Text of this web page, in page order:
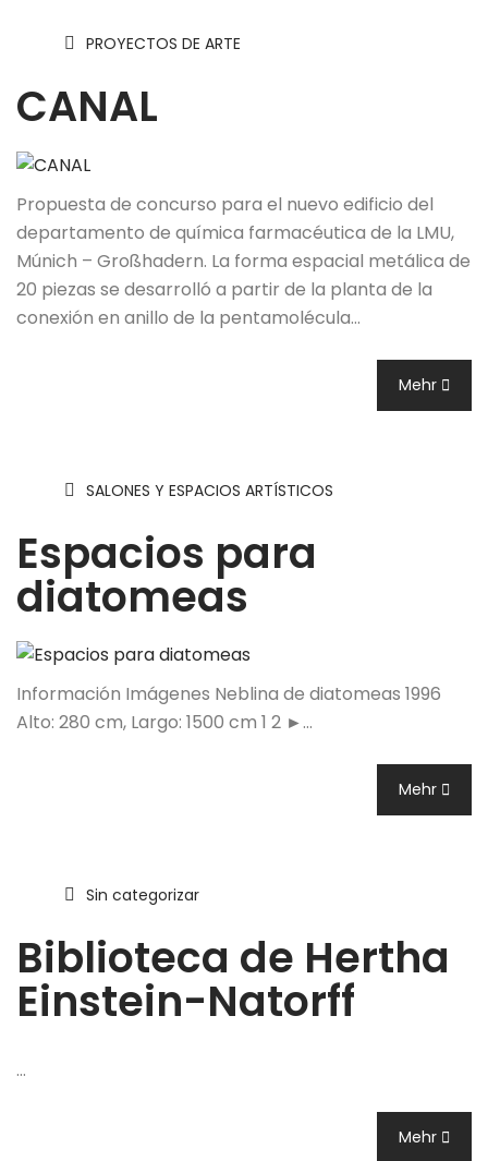
PROYECTOS DE ARTE
CANAL
Propuesta de concurso para el nuevo edificio del
departamento de química farmacéutica de la LMU,
Múnich – Großhadern. La forma espacial metálica de
20 piezas se desarrolló a partir de la planta de la
conexión en anillo de la pentamolécula…
Mehr
SALONES Y ESPACIOS ARTÍSTICOS
Espacios para
diatomeas
Información Imágenes Neblina de diatomeas 1996
Alto: 280 cm, Largo: 1500 cm 1 2 ►…
Mehr
Sin categorizar
Biblioteca de Hertha
Einstein-Natorff
…
Mehr